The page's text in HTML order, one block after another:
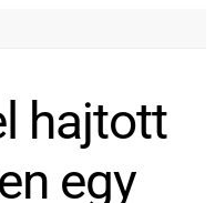
hajtott
egy